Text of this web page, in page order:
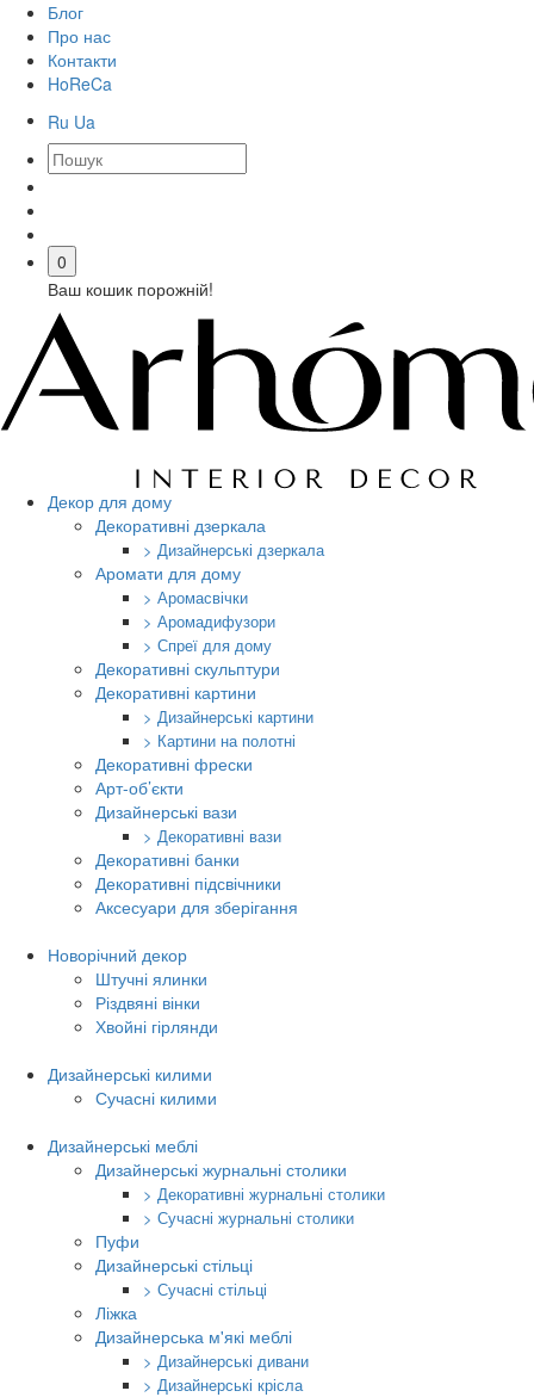
Блог
Про нас
Контакти
HoReCa
Ru Ua
0
Ваш кошик порожній!
Декор для дому
Декоративні дзеркала
> Дизайнерські дзеркала
Аромати для дому
> Аромасвічки
> Аромадифузори
> Спреї для дому
Декоративні скульптури
Декоративні картини
> Дизайнерські картини
> Картини на полотні
Декоративні фрески
Арт-об’єкти
Дизайнерські вази
> Декоративні вази
Декоративні банки
Декоративні підсвічники
Аксесуари для зберігання
Новорічний декор
Штучні ялинки
Різдвяні вінки
Хвойні гірлянди
Дизайнерські килими
Сучасні килими
Дизайнерські меблі
Дизайнерські журнальні столики
> Декоративні журнальні столики
> Сучасні журнальні столики
Пуфи
Дизайнерські стільці
> Сучасні стільці
Ліжка
Дизайнерська м'які меблі
> Дизайнерські дивани
> Дизайнерські крісла